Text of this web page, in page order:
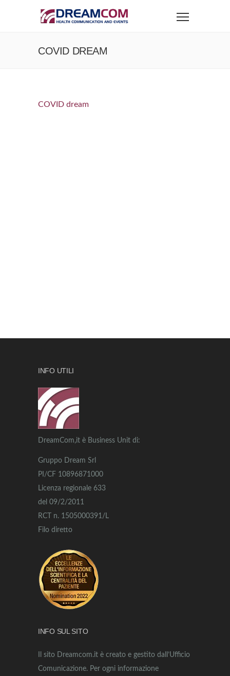
COVID DREAM
COVID dream
INFO UTILI
DreamCom,it è Business Unit di:
Gruppo Dream Srl
PI/CF 10896871000
Licenza regionale 633
del 09/2/2011
RCT n. 1505000391/L
Filo diretto
INFO SUL SITO
Il sito Dreamcom.it è creato e gestito dall’Ufficio
Comunicazione. Per ogni informazione